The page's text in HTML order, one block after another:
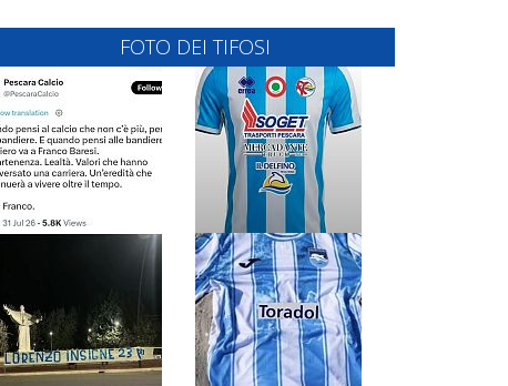
FOTO DEI TIFOSI